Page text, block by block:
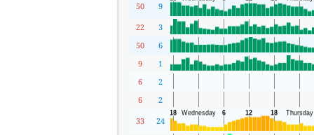
9
50
3
22
6
50
1
9
2
6
2
6
24
33